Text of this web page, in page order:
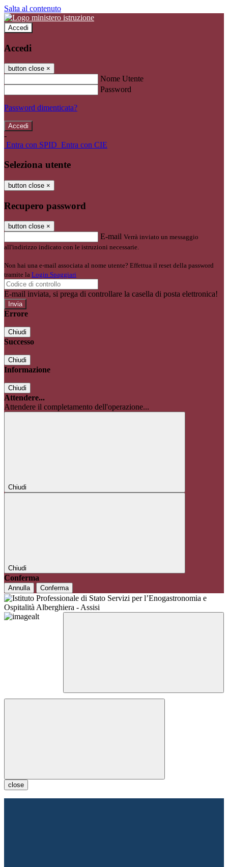
Salta al contenuto
Accedi
Accedi
button close ×
Nome Utente
Password
Password dimenticata?
-
Entra con SPID Entra con CIE
Seleziona utente
button close ×
Recupero password
button close ×
E-mail Verrà inviato un messaggio
all'indirizzo indicato con le istruzioni necessarie.
Non hai una e-mail associata al nome utente? Effettua il reset della password
tramite la Login Spaggiari
E-mail inviata, si prega di controllare la casella di posta elettronica!
Errore
Chiudi
Successo
Chiudi
Informazione
Chiudi
Attendere...
Attendere il completamento dell'operazione...
Chiudi
Chiudi
Conferma
Annulla Conferma
close